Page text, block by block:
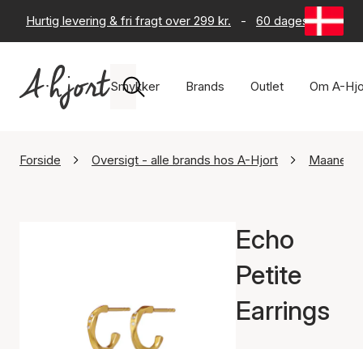
Hurtig levering & fri fragt over 299 kr. - 60 dages returret
Smykker Brands Outlet Om A-
Forside Oversigt - alle brands hos A-Hjort
Echo
Petite
Earrings